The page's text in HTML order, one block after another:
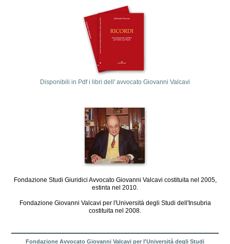
Disponibili in Pdf i libri dell' avvocato Giovanni Valcavi
Fondazione Studi Giuridici Avvocato Giovanni Valcavi costituita nel 2005,
estinta nel 2010.
Fondazione Giovanni Valcavi per l'Università degli Studi dell'Insubria
costituita nel 2008.
Fondazione Avvocato Giovanni Valcavi per l'Università degli Studi